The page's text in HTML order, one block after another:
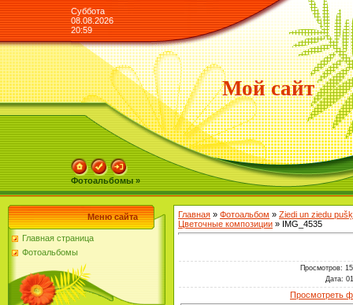
Суббота
08.08.2026
20:59
Мой сайт
Фотоальбомы »
Меню сайта
Главная страница
Фотоальбомы
Главная » Фотоальбом » Ziedi un ziedu
Цветочные композиции » IMG_4535
Просмотров:
Дата:
Просмотреть